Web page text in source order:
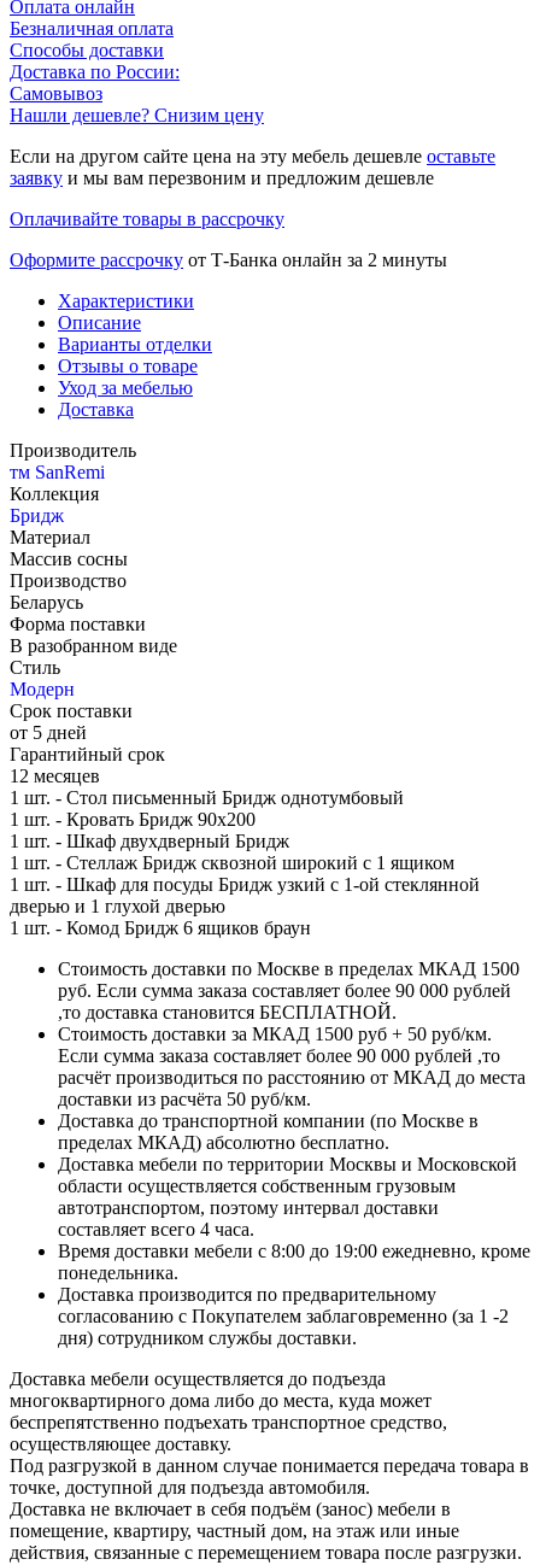
Оплата онлайн
Безналичная оплата
Способы доставки
Доставка по России:
Самовывоз
Нашли дешевле? Снизим цену
Если на другом сайте цена на эту мебель дешевле оставьте
заявку и мы вам перезвоним и предложим дешевле
Оплачивайте товары в рассрочку
Оформите рассрочку от Т-Банка онлайн за 2 минуты
Характеристики
Описание
Варианты отделки
Отзывы о товаре
Уход за мебелью
Доставка
Производитель
тм SanRemi
Коллекция
Бридж
Материал
Массив сосны
Производство
Беларусь
Форма поставки
В разобранном виде
Стиль
Модерн
Срок поставки
от 5 дней
Гарантийный срок
12 месяцев
1 шт. - Стол письменный Бридж однотумбовый
1 шт. - Кровать Бридж 90х200
1 шт. - Шкаф двухдверный Бридж
1 шт. - Стеллаж Бридж сквозной широкий с 1 ящиком
1 шт. - Шкаф для посуды Бридж узкий с 1-ой стеклянной
дверью и 1 глухой дверью
1 шт. - Комод Бридж 6 ящиков браун
Стоимость доставки по Москве в пределах МКАД 1500
руб. Если сумма заказа составляет более 90 000 рублей
,то доставка становится БЕСПЛАТНОЙ.
Стоимость доставки за МКАД 1500 руб + 50 руб/км.
Если сумма заказа составляет более 90 000 рублей ,то
расчёт производиться по расстоянию от МКАД до места
доставки из расчёта 50 руб/км.
Доставка до транспортной компании (по Москве в
пределах МКАД) абсолютно бесплатно.
Доставка мебели по территории Москвы и Московской
области осуществляется собственным грузовым
автотранспортом, поэтому интервал доставки
составляет всего 4 часа.
Время доставки мебели с 8:00 до 19:00 ежедневно, кроме
понедельника.
Доставка производится по предварительному
согласованию с Покупателем заблаговременно (за 1 -2
дня) сотрудником службы доставки.
Доставка мебели осуществляется до подъезда
многоквартирного дома либо до места, куда может
беспрепятственно подъехать транспортное средство,
осуществляющее доставку.
Под разгрузкой в данном случае понимается передача товара в
точке, доступной для подъезда автомобиля.
Доставка не включает в себя подъём (занос) мебели в
помещение, квартиру, частный дом, на этаж или иные
действия, связанные с перемещением товара после разгрузки.